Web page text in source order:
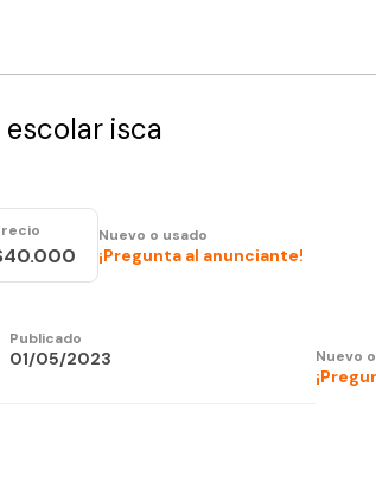
escolar isca
Nuevo o usado
¡Pregunta al anunciante!
Publicado
01/05/2023 Nuevo